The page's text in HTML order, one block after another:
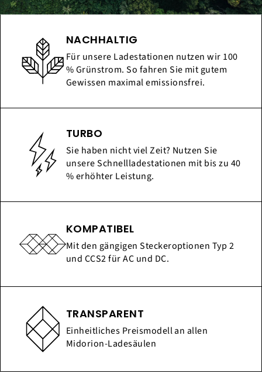
NACHHALTIG
Für unsere Ladestationen nutzen wir 100
% Grünstrom. So fahren Sie mit gutem
Gewissen maximal emissionsfrei.
TURBO
Sie haben nicht viel Zeit? Nutzen Sie
unsere Schnellladestationen mit bis zu 40
% erhöhter Leistung.
KOMPATIBEL
Mit den gängigen Steckeroptionen Typ 2
und CCS2 für AC und DC.
TRANSPARENT
Einheitliches Preismodell an allen
Midorion-Ladesäulen